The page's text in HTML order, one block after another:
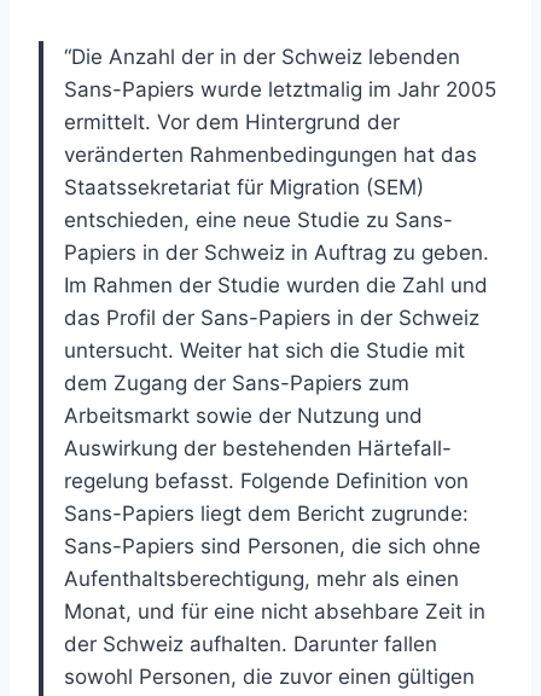
“Die Anzahl der in der Schweiz lebenden
Sans-Papiers wurde letztmalig im Jahr 2005
ermittelt. Vor dem Hintergrund der
veränderten Rahmenbedingungen hat das
Staatssekretariat für Migration (SEM)
entschieden, eine neue Studie zu Sans-
Papiers in der Schweiz in Auftrag zu geben.
Im Rahmen der Studie wurden die Zahl und
das Profil der Sans-Papiers in der Schweiz
untersucht. Weiter hat sich die Studie mit
dem Zugang der Sans-Papiers zum
Arbeitsmarkt sowie der Nutzung und
Auswirkung der bestehenden Härtefall-
regelung befasst. Folgende Definition von
Sans-Papiers liegt dem Bericht zugrunde:
Sans-Papiers sind Personen, die sich ohne
Aufenthaltsberechtigung, mehr als einen
Monat, und für eine nicht absehbare Zeit in
der Schweiz aufhalten. Darunter fallen
sowohl Personen, die zuvor einen gültigen